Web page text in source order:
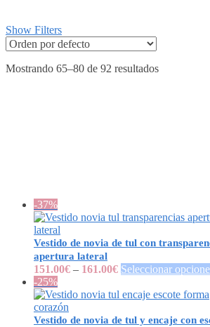
Show Filters
Mostrando 65–80 de 92 resultados
-37%
Vestido de novia de tul con
apertura lateral
151.00€ – 161.00€ Seleccionar
-25%
Vestido de novia de tul y encaje con